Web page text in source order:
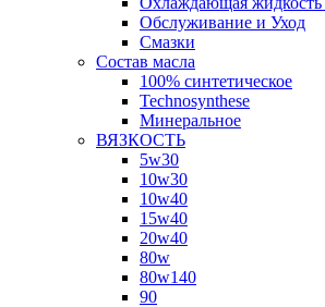
Обслуживание и Уход
Смазки
Состав масла
100% синтетическое
Technosynthese
Минеральное
ВЯЗКОСТЬ
5w30
10w30
10w40
15w40
20w40
80w
80w140
90